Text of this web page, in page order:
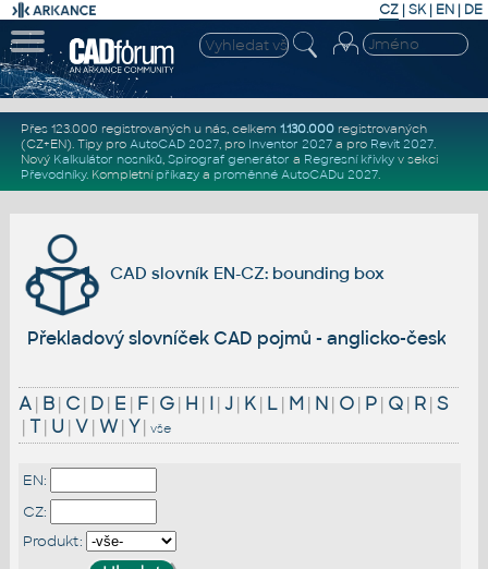
CZ | SK| EN | DE
Přes 123.000 registrovaných u nás, celkem 1.130.000registrovaných
(CZ+EN). Tipy pro AutoCAD 2027, pro Inventor 2027a pro Revit 2027.
Nový Kalkulátor nosníků, Spirograf generátor a Regresní křivkyv sekci
Převodníky. Kompletní příkazya proměnné AutoCADu 2027.
CAD slovník EN-CZ: bounding box
Překladový slovníček CAD pojmů - anglicko-český
A| B| C| D| E | F| G| H | I| J| K| L| M| N| O| P| Q| R| S
| T| U | V| W| Y| vše
EN:
CZ:
Produkt: